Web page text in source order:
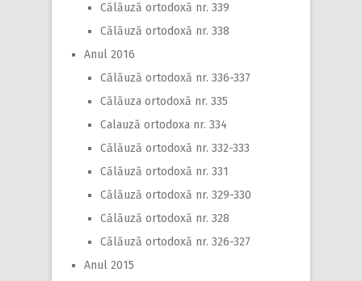
Călăuză ortodoxă nr. 339
Călăuză ortodoxă nr. 338
Anul 2016
Călăuză ortodoxă nr. 336-337
Călăuza ortodoxă nr. 335
Calauză ortodoxa nr. 334
Călăuză ortodoxă nr. 332-333
Călăuză ortodoxă nr. 331
Călăuză ortodoxă nr. 329-330
Călăuză ortodoxă nr. 328
Călăuză ortodoxă nr. 326-327
Anul 2015